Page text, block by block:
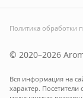
© 2020–2026
Политика обработки
Вся информация на
характер.